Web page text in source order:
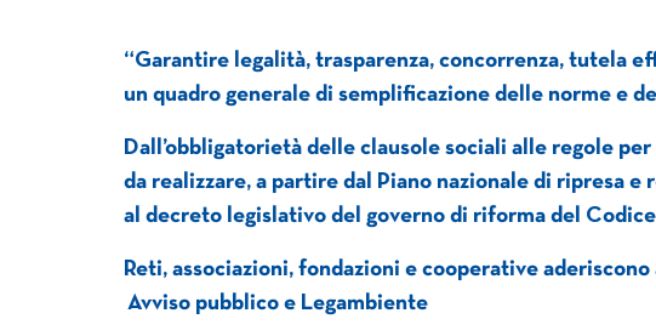
“Garantire legalità, trasparenza, concorrenza, tutela
un quadro generale di semplificazione delle norme e
Dall’obbligatorietà delle clausole sociali alle regole
da realizzare, a partire dal Piano nazionale di ripresa e
al decreto legislativo del governo di riforma del
Reti, associazioni, fondazioni e cooperative
Avviso pubblico e Legambiente